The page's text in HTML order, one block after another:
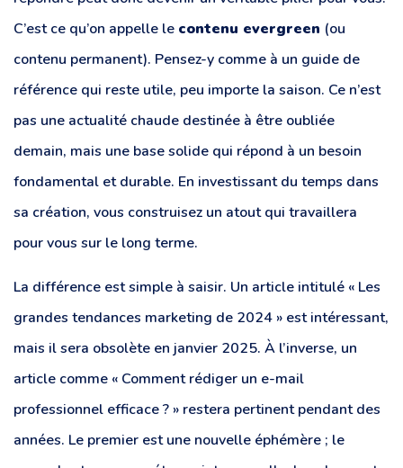
C’est ce qu’on appelle le contenu evergreen (ou
contenu permanent). Pensez-y comme à un guide de
référence qui reste utile, peu importe la saison. Ce n’est
pas une actualité chaude destinée à être oubliée
demain, mais une base solide qui répond à un besoin
fondamental et durable. En investissant du temps dans
sa création, vous construisez un atout qui travaillera
pour vous sur le long terme.
La différence est simple à saisir. Un article intitulé « Les
grandes tendances marketing de 2024 » est intéressant,
mais il sera obsolète en janvier 2025. À l’inverse, un
article comme « Comment rédiger un e-mail
professionnel efficace ? » restera pertinent pendant des
années. Le premier est une nouvelle éphémère ; le